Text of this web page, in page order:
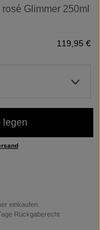
Glimmer 250ml
119,95 €
legen
einkaufen.
Rückgaberecht